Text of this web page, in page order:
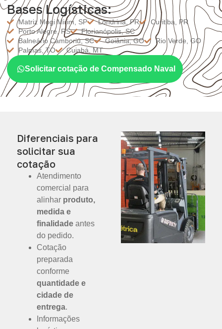
Bases Logísticas:
Matriz Mogi Mirim, SP Londrina, PR
Curitiba, PR
Porto Alegre, RS
Florianópolis, SC
Balneário Camboriú, SC
Goiânia, GO
Rio Verde, GO
Palmas, TO
Cuiabá, MT
Solicitar cotação de Compensado Naval
Diferenciais para
solicitar sua
cotação
Atendimento
comercial para
alinhar produto,
medida e
finalidade antes
do pedido.
Cotação
preparada
conforme
quantidade e
cidade de
entrega.
Informações